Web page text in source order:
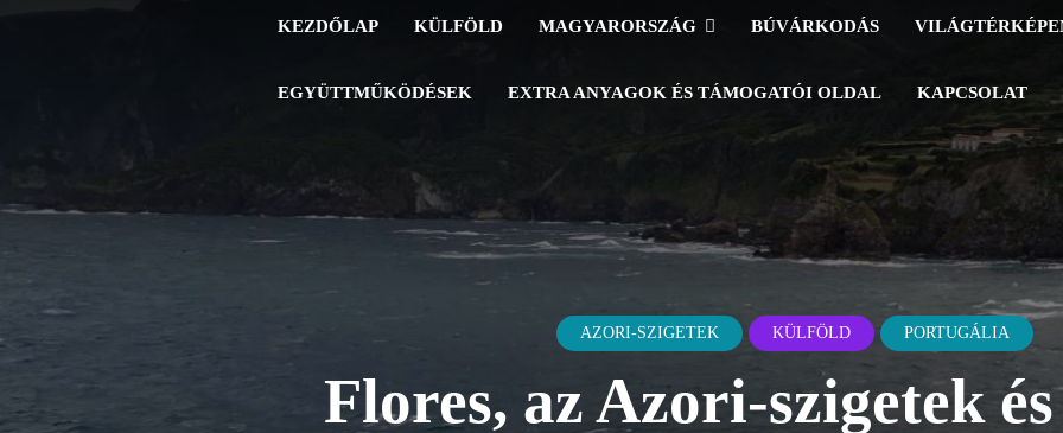
KEZDŐLAP KÜLFÖLD MAGYARORSZÁG BÚVÁRKODÁS
EGYÜTTMŰKÖDÉSEK EXTRA ANYAGOK ÉS TÁMOGATÓI OLDAL KAPCSOLAT
AZORI-SZIGETEK KÜLFÖLD PORTUGÁLIA
Flores, az Azori-szigetek